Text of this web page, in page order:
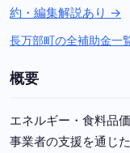
約・編集解説あり →
長万部町の全補助金一
概要
エネルギー・食料品
事業者の支援を通じ